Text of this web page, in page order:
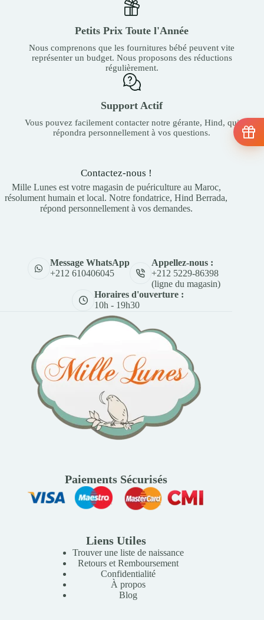
Petits Prix Toute l'Année
Nous comprenons que les fournitures bébé peuvent vite
représenter un budget. Nous proposons des réductions
régulièrement.
Support Actif
Vous pouvez facilement contacter notre gérante, Hind, qui
répondra personnellement à vos questions.
Contactez-nous !
Mille Lunes est votre magasin de puériculture au Maroc,
résolument humain et local. Notre fondatrice, Hind Berrada,
répond personnellement à vos demandes.
Message WhatsApp
+212 610406045
Appellez-nous :
+212 5229-86398
(ligne du magasin)
Horaires d'ouverture :
10h - 19h30
Paiements Sécurisés
Liens Utiles
Trouver une liste de naissance
Retours et Remboursement
Confidentialité
À propos
Blog